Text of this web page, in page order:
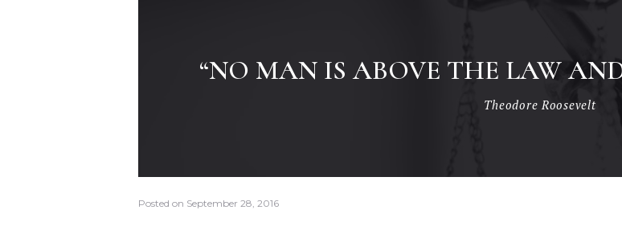
“NO MAN IS ABOVE THE LAW
Theodore Roosevelt
Posted on September 28, 2016